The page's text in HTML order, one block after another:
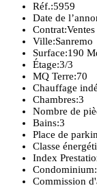
Réf.:5959
Date de
Contrat:Ventes
Ville:Sanremo
Surface:190
Étage:3/3
MQ Terre:70
Chauffage
Chambres:3
Nombre de
Bains:3
Place de
Classe
Index
Condominium:
Commission